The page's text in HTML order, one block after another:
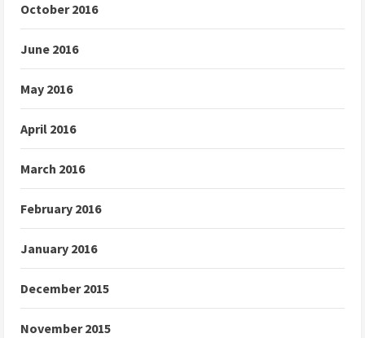
October 2016
June 2016
May 2016
April 2016
March 2016
February 2016
January 2016
December 2015
November 2015